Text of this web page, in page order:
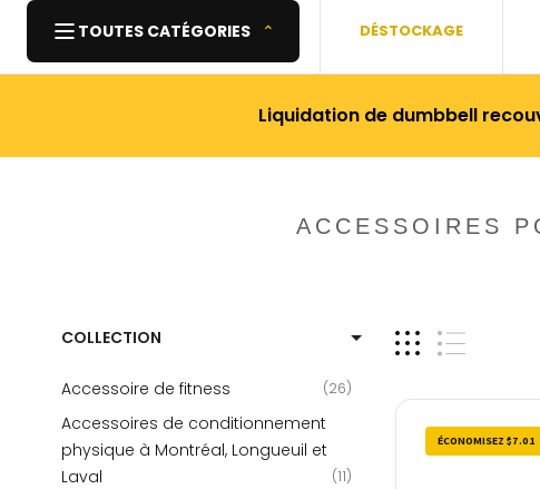
TOUTES CATÉGORIES ⌃ DÉSTOCKAGE
Liquidation de dumbbell
ACCESSOIRES
COLLECTION
Accessoire de fitness 26
Accessoires de conditionnement
physique à Montréal, Longueuil et
Laval
11
ÉCONOMISEZ $7.01